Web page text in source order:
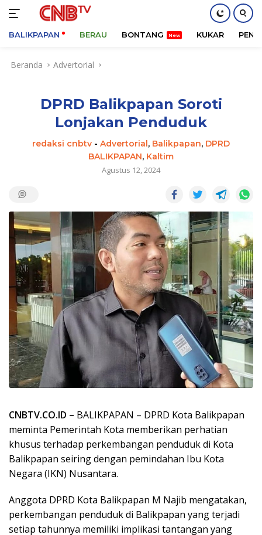
BALIKPAPAN BERAU BONTANG KUKAR
Beranda Advertorial
DPRD Balikpapan Soroti
Lonjakan Penduduk
redaksi cnbtv - Advertorial, Balikpapan, DPRD
BALIKPAPAN, Kaltim
Agustus 12, 2024
CNBTV.CO.ID – BALIKPAPAN – DPRD Kota Balikpapan
meminta Pemerintah Kota memberikan perhatian
khusus terhadap perkembangan penduduk di Kota
Balikpapan seiring dengan pemindahan Ibu Kota
Negara (IKN) Nusantara.
Anggota DPRD Kota Balikpapan M Najib mengatakan,
perkembangan penduduk di Balikpapan yang terjadi
setiap tahunnya memiliki implikasi tantangan yang